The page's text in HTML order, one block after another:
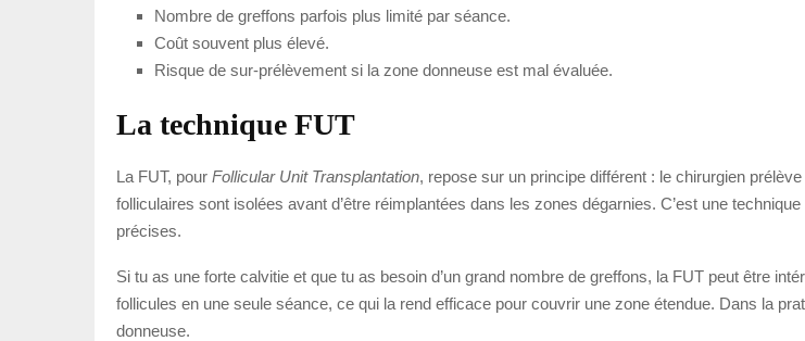
Nombre de greffons parfois plus limité par séance.
Coût souvent plus élevé.
Risque de sur-prélèvement si la zone donneuse est mal évaluée.
La technique FUT
La FUT, pour Follicular Unit Transplantation, repose sur un principe différent : le chirurgien
folliculaires sont isolées avant d’être réimplantées dans les zones dégarnies. C’est une
précises.
Si tu as une forte calvitie et que tu as besoin d’un grand nombre de greffons, la FUT peut être
follicules en une seule séance, ce qui la rend efficace pour couvrir une zone étendue. Dans la
donneuse.